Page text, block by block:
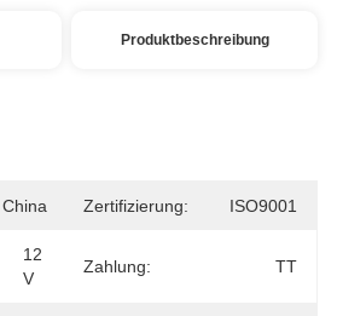
Produktbeschreibung
China Zertifizierung: ISO9001
12
V
Zahlung: TT